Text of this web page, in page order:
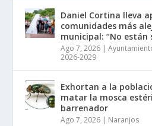
Daniel Cortina lleva
comunidades más
municipal: “No están
Ago 7, 2026 |
2026-2029
Exhortan a la
matar la mosca
barrenador
Ago 7, 2026 | Naranjos